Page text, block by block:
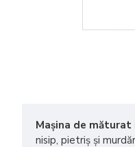
Mașina de
nisip, pietriș și